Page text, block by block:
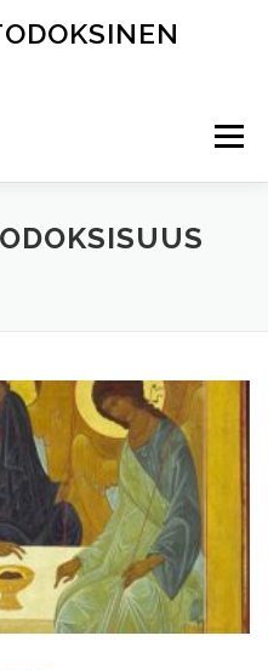
Valikko